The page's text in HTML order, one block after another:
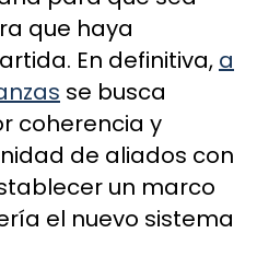
que haya
En definitiva, a
se busca
coherencia y
de aliados con
un marco
el nuevo sistema